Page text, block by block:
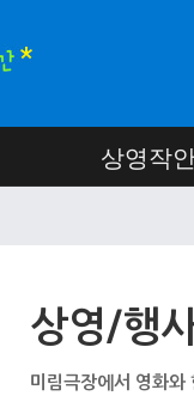
상영작
상영/행
미림극장에서 영화와